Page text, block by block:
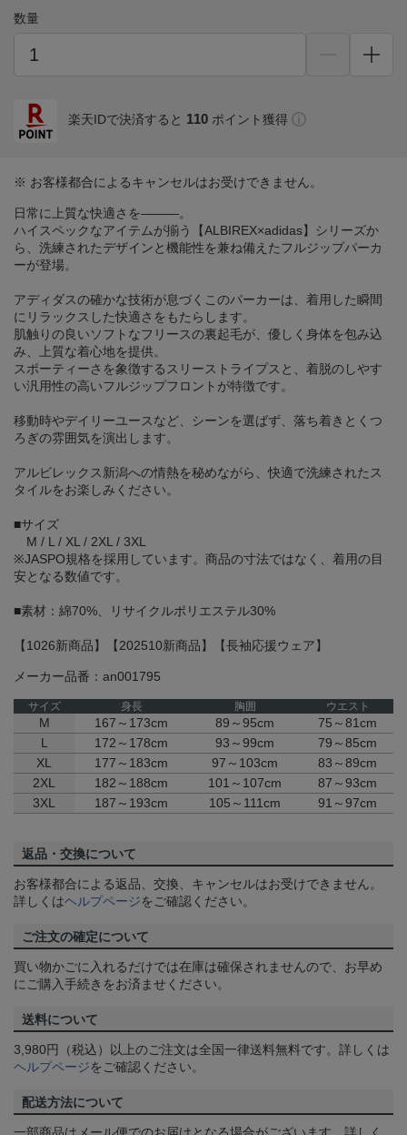
数量
楽天IDで決済すると 110 ポイント獲得
※ お客様都合によるキャンセルはお受けできません。
日常に上質な快適さを―――。
ハイスペックなアイテムが揃う【ALBIREX×adidas】シリーズか
ら、洗練されたデザインと機能性を兼ね備えたフルジップパーカ
ーが登場。
アディダスの確かな技術が息づくこのパーカーは、着用した瞬間
にリラックスした快適さをもたらします。
肌触りの良いソフトなフリースの裏起毛が、優しく身体を包み込
み、上質な着心地を提供。
スポーティーさを象徴するスリーストライプスと、着脱のしやす
い汎用性の高いフルジップフロントが特徴です。
移動時やデイリーユースなど、シーンを選ばず、落ち着きとくつ
ろぎの雰囲気を演出します。
アルビレックス新潟への情熱を秘めながら、快適で洗練されたス
タイルをお楽しみください。
■サイズ
M / L / XL / 2XL / 3XL
※JASPO規格を採用しています。商品の寸法ではなく、着用の目
安となる数値です。
■素材：綿70%、リサイクルポリエステル30%
【1026新商品】【202510新商品】【長袖応援ウェア】
メーカー品番：an001795
サイズ 身長 胸囲 ウエスト
M 167～173cm 89～95cm
75～81cm
L
172～178cm 93～99cm
79～85cm
XL
177～183cm 97～103cm
83～89cm
2XL
182～188cm 101～107cm
87～93cm
3XL
187～193cm 105～111cm 91～97cm
返品・交換について
お客様都合による返品、交換、キャンセルはお受けできません。
詳しくはヘルプページをご確認ください。
ご注文の確定について
買い物かごに入れるだけでは在庫は確保されませんので、お早め
にご購入手続きをお済ませください。
送料について
3,980円（税込）以上のご注文は全国一律送料無料です。詳しくは
ヘルプページをご確認ください。
配送方法について